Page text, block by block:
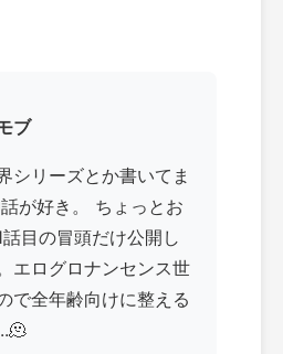
ブ
シリーズとか書いてま
が好き。 ちょっとお
目の冒頭だけ公開し
エログロナンセンス世
で全年齢向けに整える